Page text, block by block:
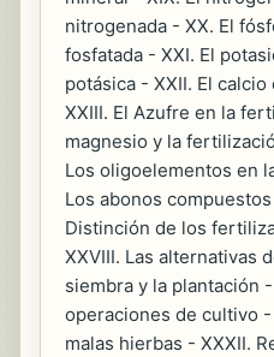
nitrogenada - XX. El
fosfatada - XXI. El
potásica - XXII. El
XXIII. El Azufre en la
magnesio y la
Los oligoelementos en
Los abonos
Distinción de los
XXVIII. Las alternativas
siembra y la plantación
operaciones de cultivo
malas hierbas - XXXII.